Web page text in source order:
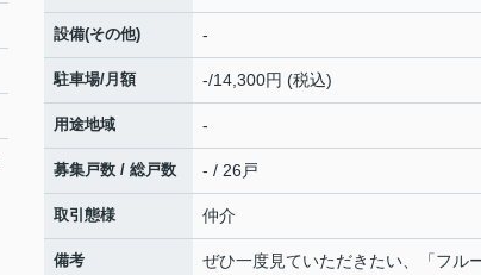
設備(その他) -
駐車場/月額 -/14,300円 (税込)
用途地域 -
募集戸数 / 総戸数 - / 26戸
取引態様 仲介
備考
ぜひ一度見ていただきたい、「フル